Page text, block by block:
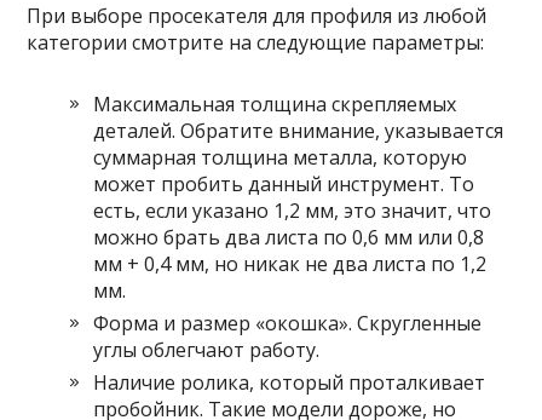
При выборе просекателя для профиля из любой
категории смотрите на следующие параметры:
Максимальная толщина скрепляемых
деталей. Обратите внимание, указывается
суммарная толщина металла, которую
может пробить данный инструмент. То
есть, если указано 1,2 мм, это значит, что
можно брать два листа по 0,6 мм или 0,8
мм + 0,4 мм, но никак не два листа по 1,2
мм.
Форма и размер «окошка». Скругленные
углы облегчают работу.
Наличие ролика, который проталкивает
пробойник. Такие модели дороже, но